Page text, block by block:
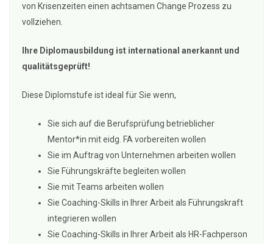
von Krisenzeiten einen achtsamen Change Prozess zu
vollziehen.
Ihre Diplomausbildung ist international anerkannt und
qualitätsgeprüft!
Diese Diplomstufe ist ideal für Sie wenn,
Sie sich auf die Berufsprüfung betrieblicher
Mentor*in mit eidg. FA vorbereiten wollen
Sie im Auftrag von Unternehmen arbeiten wollen
Sie Führungskräfte begleiten wollen
Sie mit Teams arbeiten wollen
Sie Coaching-Skills in Ihrer Arbeit als Führungskraft
integrieren wollen
Sie Coaching-Skills in Ihrer Arbeit als HR-Fachperson